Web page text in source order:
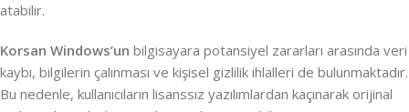
atabilir.
Korsan Windows’un bilgisayara potansiyel zararları arasında veri
kaybı, bilgilerin çalınması ve kişisel gizlilik ihlalleri de bulunmaktadır.
Bu nedenle, kullanıcıların lisanssız yazılımlardan kaçınarak orijinal